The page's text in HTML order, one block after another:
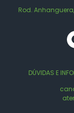
Rod.
DÚVIDAS E